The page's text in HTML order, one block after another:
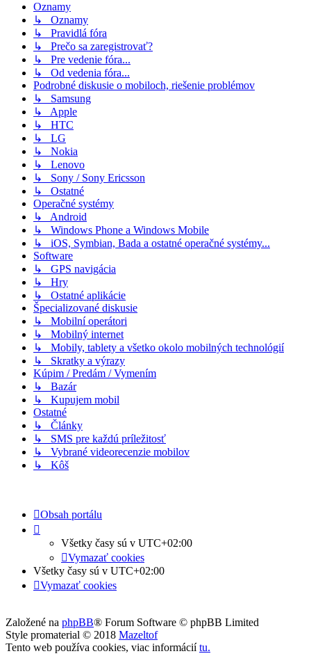
Oznamy
↳ Oznamy
↳ Pravidlá fóra
↳ Prečo sa zaregistrovať?
↳ Pre vedenie fóra...
↳ Od vedenia fóra...
Podrobné diskusie o mobiloch, riešenie problémov
↳ Samsung
↳ Apple
↳ HTC
↳ LG
↳ Nokia
↳ Lenovo
↳ Sony / Sony Ericsson
↳ Ostatné
Operačné systémy
↳ Android
↳ Windows Phone a Windows Mobile
↳ iOS, Symbian, Bada a ostatné operačné systémy...
Software
↳ GPS navigácia
↳ Hry
↳ Ostatné aplikácie
Špecializované diskusie
↳ Mobilní operátori
↳ Mobilný internet
↳ Mobily, tablety a všetko okolo mobilných technológií
↳ Skratky a výrazy
Kúpim / Predám / Vymením
↳ Bazár
↳ Kupujem mobil
Ostatné
↳ Články
↳ SMS pre každú príležitosť
↳ Vybrané videorecenzie mobilov
↳ Kôš
Obsah portálu
Všetky časy sú v UTC+02:00
Vymazať cookies
Všetky časy sú v UTC+02:00
Vymazať cookies
Založené na phpBB® Forum Software © phpBB Limited
Style promaterial © 2018 Mazeltof
Tento web používa cookies, viac informáciítu.